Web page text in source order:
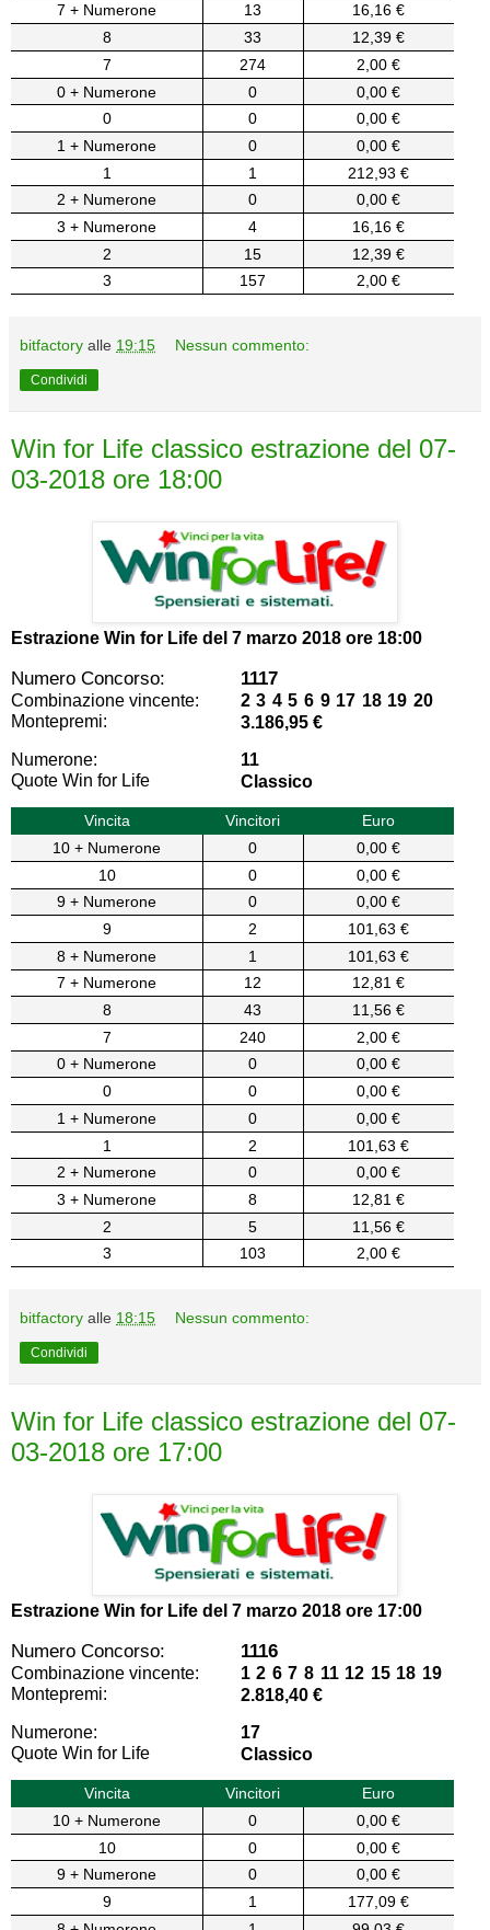
7 + Numerone
13
16,16 €
8
33
12,39 €
7
274
2,00 €
0 + Numerone
0
0,00 €
0
0
0,00 €
1 + Numerone
0
0,00 €
1
1
212,93 €
2 + Numerone
0
0,00 €
3 + Numerone
4
16,16 €
2
15
12,39 €
3
157 2,00 €
bitfactory alle 19:15 Nessun commento:
Condividi
Win for Life classico estrazione del 07-
03-2018 ore 18:00
Estrazione Win for Life del 7 marzo 2018 ore 18:00
Numero Concorso: 1117
Combinazione vincente:
2 3 4 5 6 9 17 18 19 20
Montepremi:
3.186,95 €
Numerone:
11
Quote Win for Life
Classico
Vincita Vincitori
Euro
10 + Numerone
0
0,00 €
10
0
0,00 €
9 + Numerone
0
0,00 €
9
2
101,63 €
8 + Numerone
1
101,63 €
7 + Numerone
12
12,81 €
8
43
11,56 €
7
240
2,00 €
0 + Numerone
0
0,00 €
0
0
0,00 €
1 + Numerone
0
0,00 €
1
2
101,63 €
2 + Numerone
0
0,00 €
3 + Numerone
8
12,81 €
2
5
11,56 €
3
103 2,00 €
bitfactory alle 18:15 Nessun commento:
Condividi
Win for Life classico estrazione del 07-
03-2018 ore 17:00
Estrazione Win for Life del 7 marzo 2018 ore 17:00
Numero Concorso: 1116
Combinazione vincente:
1 2 6 7 8 11 12 15 18 19
Montepremi:
2.818,40 €
Numerone:
17
Quote Win for Life
Classico
Vincita Vincitori
Euro
10 + Numerone
0
0,00 €
10
0
0,00 €
9 + Numerone
0
0,00 €
9
1
177,09 €